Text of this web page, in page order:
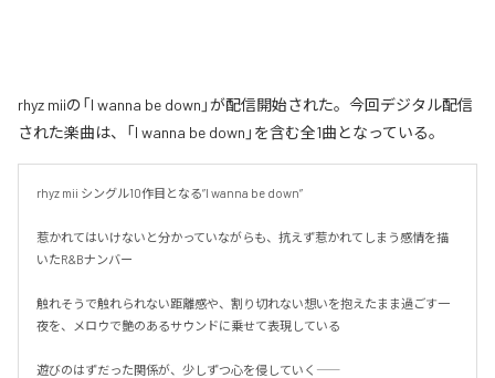
rhyz miiの「I wanna be down」が配信開始された。今回デジタル配信
された楽曲は、「I wanna be down」を含む全1曲となっている。
rhyz mii シングル10作目となる”I wanna be down”
惹かれてはいけないと分かっていながらも、抗えず惹かれてしまう感情を描
いたR&Bナンバー
触れそうで触れられない距離感や、割り切れない想いを抱えたまま過ごす一
夜を、メロウで艶のあるサウンドに乗せて表現している
遊びのはずだった関係が、少しずつ心を侵していく――